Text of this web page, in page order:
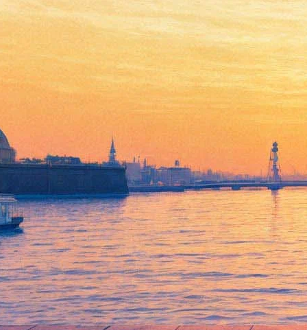
Кузнечные мастера выкуют
часы для Петропавловской
крепости на «Золотом
двутавре»